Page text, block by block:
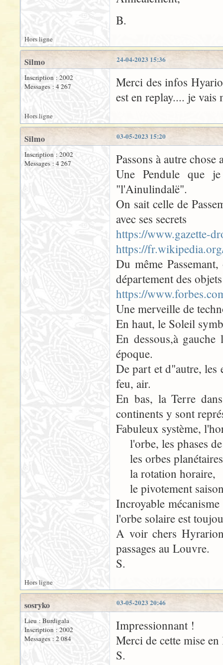
B.
Hors ligne
24-04-2023 15:36
Silmo
Inscription : 2002
Messages : 4 267
Merci des infos
est en replay.... je
Hors ligne
03-05-2023 15:20
Silmo
Inscription : 2002
Messages : 4 267
Passons à autre chose
Une Pendule que
"l'Ainulindalë".
On sait celle de
avec ses secrets
https://www.gazette-
https://
Du même
département des
https://
Une merveille de
En haut, le Soleil
En dessous,à
époque.
De part et d"autre, les
feu, air.
En bas, la Terre
continents y sont
Fabuleux système,
l'orbe, les phases
les orbes
la rotation horaire,
le pivotement
Incroyable
l'orbe solaire est
A voir chers
passages au Louvre.
S.
Hors ligne
03-05-2023 20:46
sosryko
Lieu : Burdigala
Inscription : 2002
Messages : 2 084
Impressionnant !
Merci de cette mise
S.